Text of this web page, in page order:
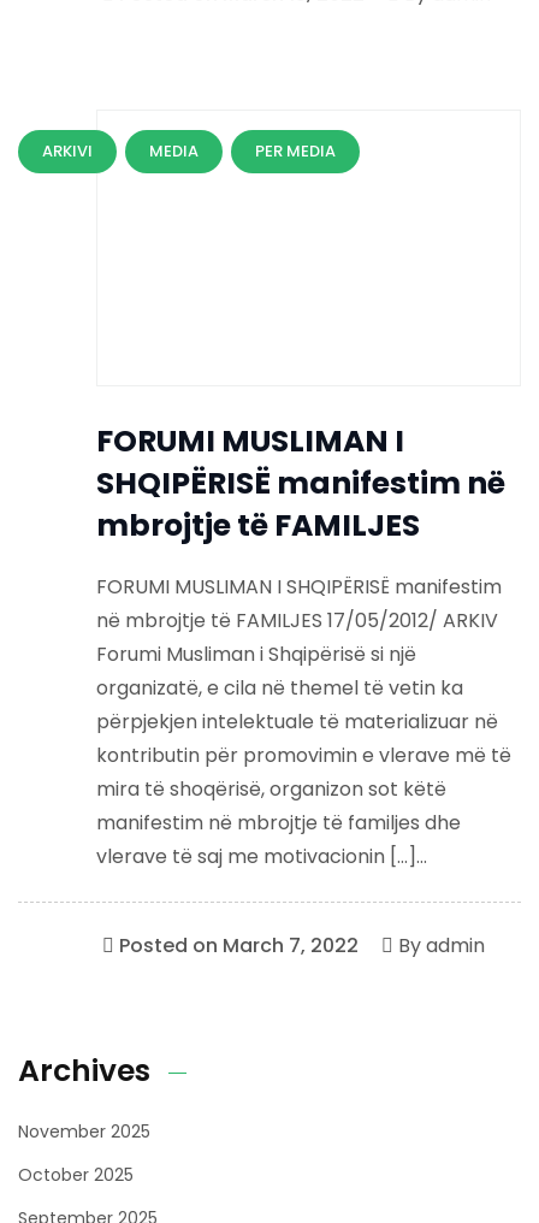
ARKIVI MEDIA PER MEDIA
FORUMI MUSLIMAN I
SHQIPËRISË manifestim në
mbrojtje të FAMILJES
FORUMI MUSLIMAN I SHQIPËRISË manifestim
në mbrojtje të FAMILJES 17/05/2012/ ARKIV
Forumi Musliman i Shqipërisë si një
organizatë, e cila në themel të vetin ka
përpjekjen intelektuale të materializuar në
kontributin për promovimin e vlerave më të
mira të shoqërisë, organizon sot këtë
manifestim në mbrojtje të familjes dhe
vlerave të saj me motivacionin […]...
Posted on March 7, 2022 Byadmin
Archives
November 2025
October 2025